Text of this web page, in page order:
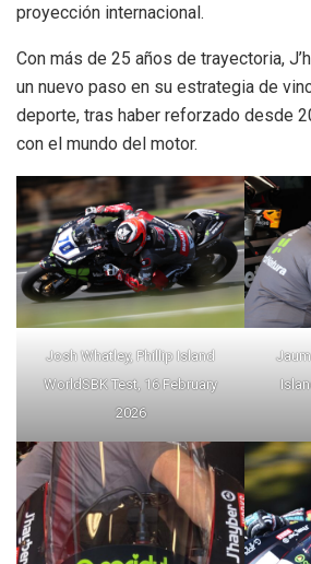
proyección internacional.
Con más de 25 años de trayectoria,
un nuevo paso en su estrategia de
deporte, tras haber reforzado desde
con el mundo del motor.
Josh Whatley, Phillip Island
WorldSBK Test, 16 February
2026